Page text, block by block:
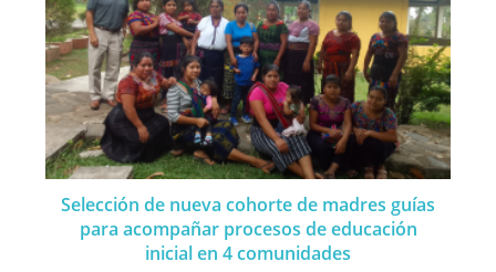
Selección de nueva cohorte de madres guías
para acompañar procesos de educación
inicial en 4 comunidades